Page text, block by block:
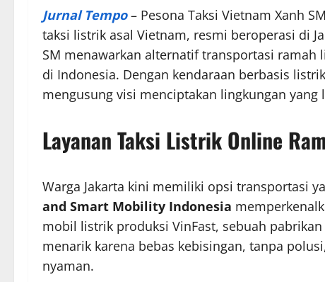
Jurnal Tempo– Pesona Taksi Vietnam Xanh
taksi listrik asal Vietnam, resmi beroperasi di
SM menawarkan alternatif transportasi
di Indonesia. Dengan kendaraan berbasis
mengusung visi menciptakan lingkungan
Layanan Taksi Listrik Online
Warga Jakarta kini memiliki opsi transportasi
and Smart Mobility Indonesia
mobil listrik produksi VinFast, sebuah
menarik karena bebas kebisingan, tanpa
nyaman.